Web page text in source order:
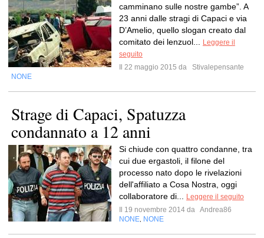
camminano sulle nostre gambe”. A
23 anni dalle stragi di Capaci e via
D’Amelio, quello slogan creato dal
comitato dei lenzuol...
Leggere il
seguito
Il 22 maggio 2015 da
Stivalepensante
NONE
Strage di Capaci, Spatuzza
condannato a 12 anni
Si chiude con quattro condanne, tra
cui due ergastoli, il filone del
processo nato dopo le rivelazioni
dell'affiliato a Cosa Nostra, oggi
collaboratore di...
Leggere il seguito
Il 19 novembre 2014 da Andrea86
NONE NONE